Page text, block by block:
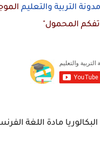
مدونة التربية والتعليم
المحمول"
مادة اللغة